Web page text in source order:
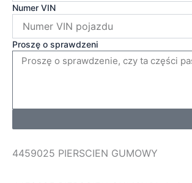
Numer VIN
Proszę o sprawdzeni
4459025 PIERSCIEN GUMOWY